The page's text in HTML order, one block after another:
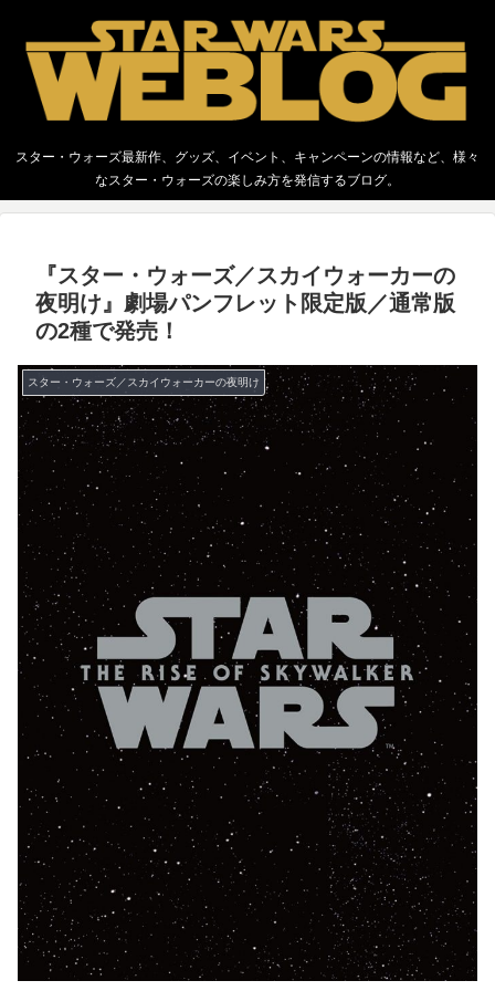
スター・ウォーズ最新作、グッズ、イベント、キャンペーンの情報など、様々
なスター・ウォーズの楽しみ方を発信するブログ。
『スター・ウォーズ／スカイウォーカーの
夜明け』劇場パンフレット限定版／通常版
の2種で発売！
スター・ウォーズ／スカイウォーカーの夜明け